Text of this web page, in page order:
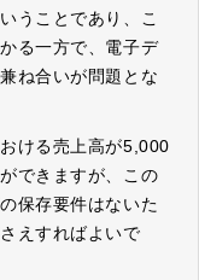
うことであり、こ
る一方で、電子デ
ね合いが問題とな
ける売上高が5,000
できますが、この
保存要件はないた
えすればよいで